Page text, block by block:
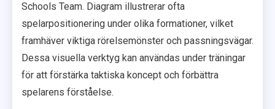
Schools Team. Diagram illustrerar ofta
spelarpositionering under olika formationer, vilket
framhäver viktiga rörelsemönster och passningsvägar.
Dessa visuella verktyg kan användas under träningar
för att förstärka taktiska koncept och förbättra
spelarens förståelse.